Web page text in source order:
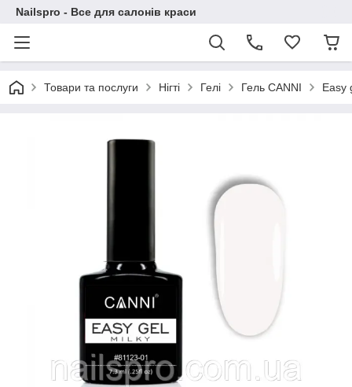
Nailspro - Все для салонів краси
Товари та послуги Нігті Гелі Гель CANNI Easy